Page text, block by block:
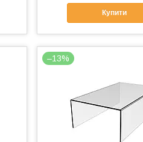
Купити
–13%